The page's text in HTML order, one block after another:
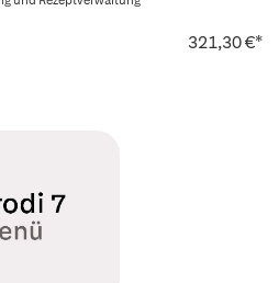
321,30 €*